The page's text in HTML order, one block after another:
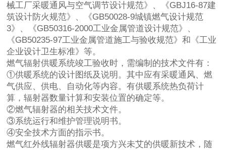
械工厂采暖通风与空气调节设计规范》、《GBJ16-87建
筑设计防火规范》、《GB50028-9城镇燃气设计规范
3》、《GB50316-2000工业金属管道设计规范》、
《GB50235-97工业金属管道施工与验收规范》和《工业
企业设计卫生标准》等。
燃气辐射供暖系统竣工验收时，需编制的技术文件有：
①供暖系统的设计图纸及说明。其中应有采暖通风、燃
气供应、供电、自动化等内容。有供暖系统热负荷计
算，辐射器数量计算和安装位置的确定等。
②燃气辐射器的相关技术文件。
③系统运行和维护管理说明书。
④安全技术方面的指示书。
燃气红外线辐射器供暖是项方兴未艾的供暖新技术，随